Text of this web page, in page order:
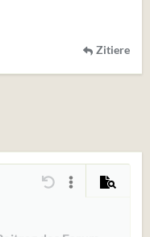
Zitiere
Rückgängig
WeitereVorschau